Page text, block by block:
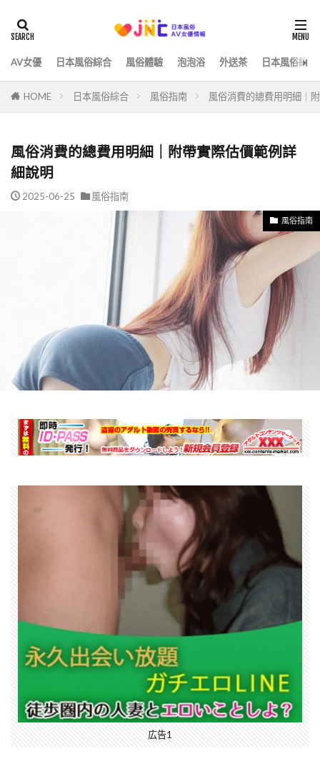
AV女優 日本風俗綜合 風俗體驗 泡泡浴 外送茶 日本風俗綜合
HOME 日本風俗綜合 風俗指南 風俗消費的總費用明細｜
風俗消費的總費用明細｜附帶實際估價範例詳
細說明
2025-06-25 風俗指南
風俗指南
広告1